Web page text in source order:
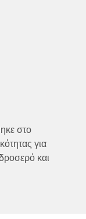
στο
για
και